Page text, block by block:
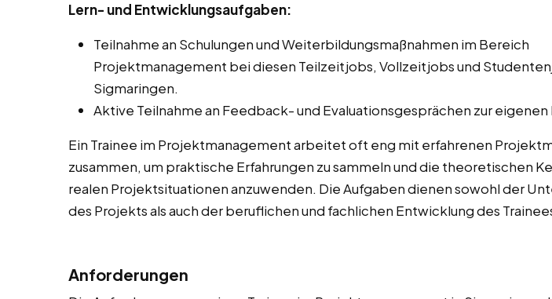
Lern- und Entwicklungsaufgaben:
Teilnahme an Schulungen und Weiterbildungsmaßnahmen im Bereich
Projektmanagement bei diesen Teilzeitjobs, Vollzeitjobs und
Sigmaringen.
Aktive Teilnahme an Feedback- und Evaluationsgesprächen zur
Ein Trainee im Projektmanagement arbeitet oft eng mit erfahrenen
zusammen, um praktische Erfahrungen zu sammeln und die theoretischen
realen Projektsituationen anzuwenden. Die Aufgaben dienen sowohl der
des Projekts als auch der beruflichen und fachlichen Entwicklung des
Anforderungen